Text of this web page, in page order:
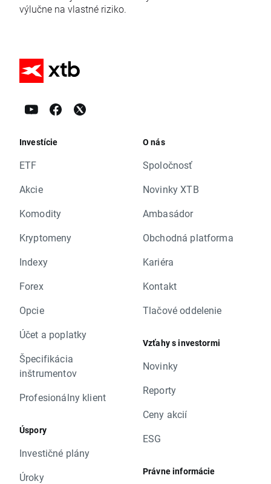
výlučne na vlastné riziko.
Investície
ETF
Akcie
Komodity
Kryptomeny
Indexy
Forex
Opcie
Účet a poplatky
Špecifikácia
inštrumentov
Profesionálny klient
Úspory
Investičné plány
Úroky
O nás
Spoločnosť
Novinky XTB
Ambasádor
Obchodná platforma
Kariéra
Kontakt
Tlačové oddelenie
Vzťahy s investormi
Novinky
Reporty
Ceny akcií
ESG
Právne informácie